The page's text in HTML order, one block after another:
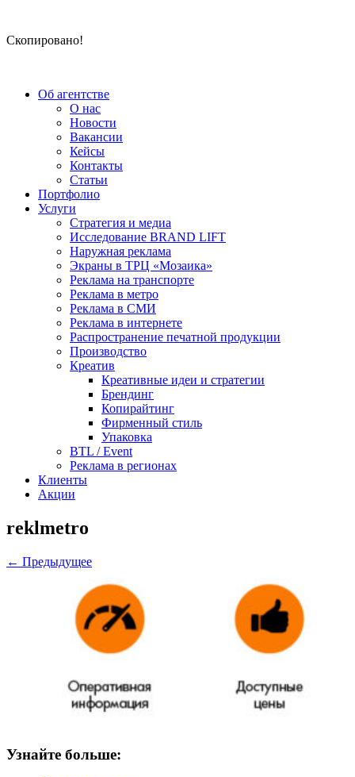
Скопировано!
Об агентстве
О нас
Новости
Вакансии
Кейсы
Контакты
Статьи
Портфолио
Услуги
Стратегия и медиа
Исследование BRAND LIFT
Наружная реклама
Экраны в ТРЦ «Мозаика»
Реклама на транспорте
Реклама в метро
Реклама в СМИ
Реклама в интернете
Распространение печатной продукции
Производство
Креатив
Креативные идеи и стратегии
Брендинг
Копирайтинг
Фирменный стиль
Упаковка
BTL / Event
Реклама в регионах
Клиенты
Акции
reklmetro
← Предыдущее
Узнайте больше: